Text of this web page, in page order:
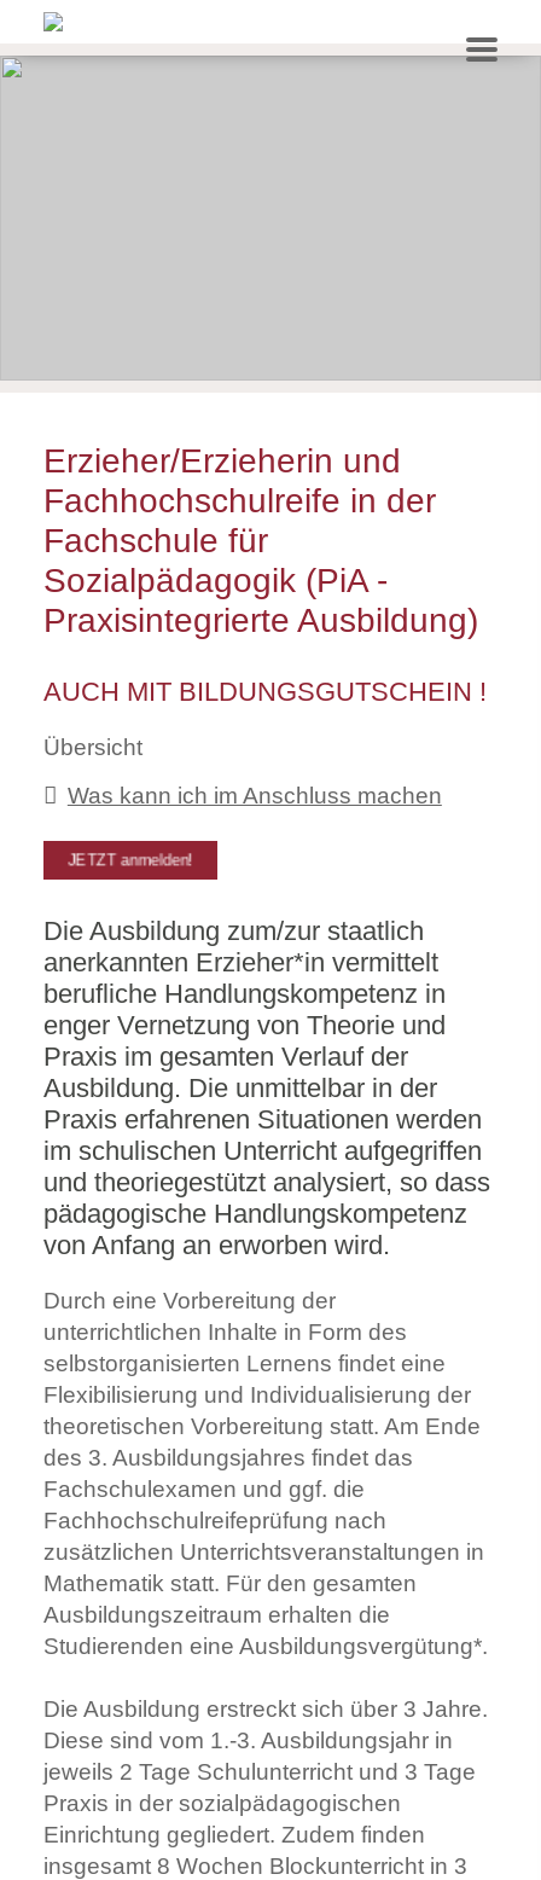
Erzieher/Erzieherin und
Fachhochschulreife in der
Fachschule für
Sozialpädagogik (PiA -
Praxisintegrierte Ausbildung)
AUCH MIT BILDUNGSGUTSCHEIN !
Übersicht
Was kann ich im Anschluss machen
JETZT anmelden!
Die Ausbildung zum/zur staatlich
anerkannten Erzieher*in vermittelt
berufliche Handlungskompetenz in
enger Vernetzung von Theorie und
Praxis im gesamten Verlauf der
Ausbildung. Die unmittelbar in der
Praxis erfahrenen Situationen werden
im schulischen Unterricht aufgegriffen
und theoriegestützt analysiert, so dass
pädagogische Handlungskompetenz
von Anfang an erworben wird.
Durch eine Vorbereitung der
unterrichtlichen Inhalte in Form des
selbstorganisierten Lernens findet eine
Flexibilisierung und Individualisierung der
theoretischen Vorbereitung statt. Am Ende
des 3. Ausbildungsjahres findet das
Fachschulexamen und ggf. die
Fachhochschulreifeprüfung nach
zusätzlichen Unterrichtsveranstaltungen in
Mathematik statt. Für den gesamten
Ausbildungszeitraum erhalten die
Studierenden eine Ausbildungsvergütung*.
Die Ausbildung erstreckt sich über 3 Jahre.
Diese sind vom 1.-3. Ausbildungsjahr in
jeweils 2 Tage Schulunterricht und 3 Tage
Praxis in der sozialpädagogischen
Einrichtung gegliedert. Zudem finden
insgesamt 8 Wochen Blockunterricht in 3